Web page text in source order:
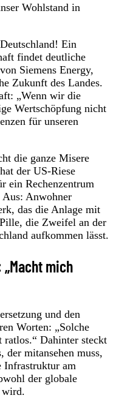
Wohlstand in
Ein
findet deutliche
Siemens Energy,
Zukunft des Landes.
„Wenn wir die
Wertschöpfung nicht
für unseren
die ganze Misere
der US-Riese
ein Rechenzentrum
Anwohner
das die Anlage mit
die Zweifel an der
aufkommen lässt.
mich
und den
Worten: „Solche
ratlos.“ Dahinter steckt
der mitansehen muss,
Infrastruktur am
der globale
wird.